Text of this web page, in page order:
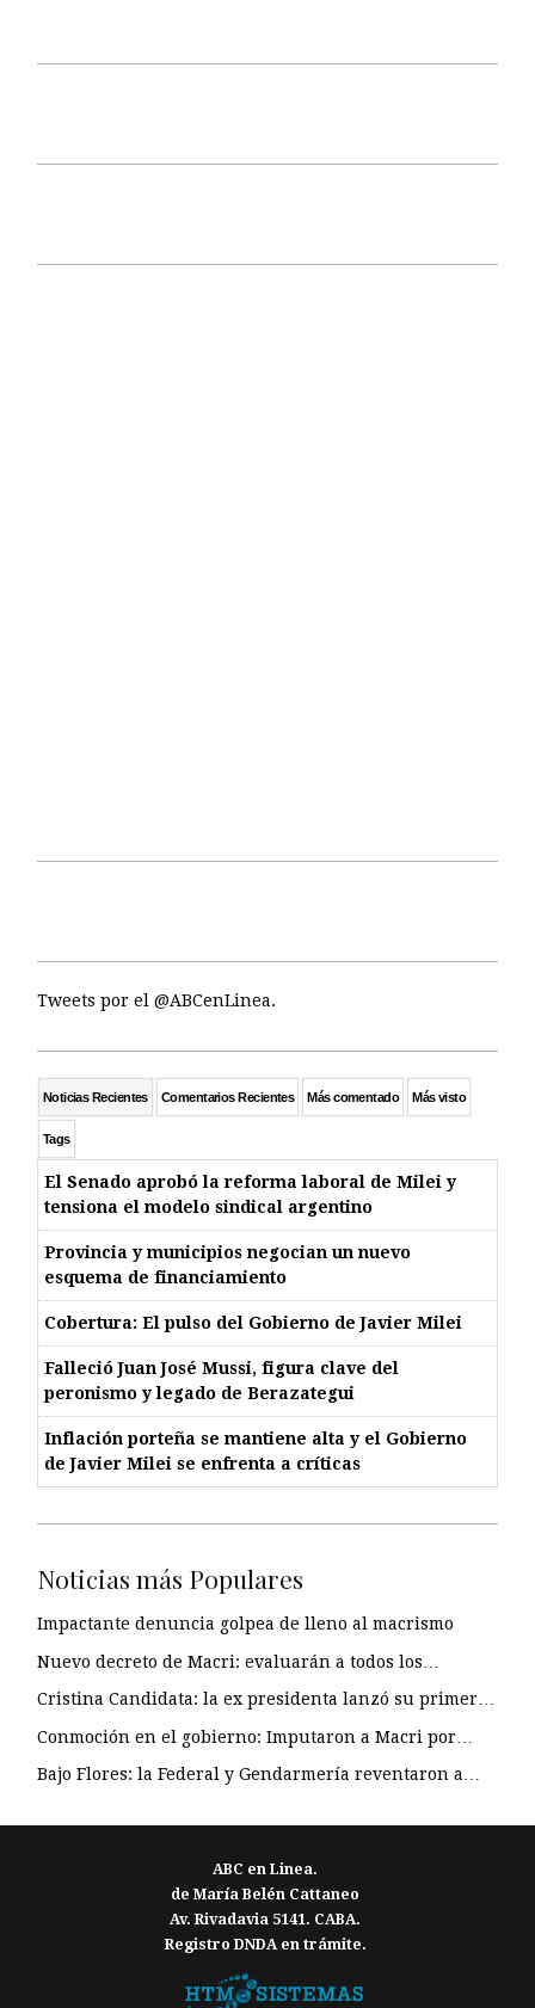
Tweets por el @ABCenLinea.
Noticias Recientes Comentarios Recientes Más comentado Más visto
Tags
El Senado aprobó la reforma laboral de Milei y
tensiona el modelo sindical argentino
Provincia y municipios negocian un nuevo
esquema de financiamiento
Cobertura: El pulso del Gobierno de Javier Milei
Falleció Juan José Mussi, figura clave del
peronismo y legado de Berazategui
Inflación porteña se mantiene alta y el Gobierno
de Javier Milei se enfrenta a críticas
Noticias más Populares
Impactante denuncia golpea de lleno al macrismo
Nuevo decreto de Macri: evaluarán a todos los…
Cristina Candidata: la ex presidenta lanzó su primer…
Conmoción en el gobierno: Imputaron a Macri por…
Bajo Flores: la Federal y Gendarmería reventaron a…
ABC en Linea.
de María Belén Cattaneo
Av. Rivadavia 5141. CABA.
Registro DNDA en trámite.